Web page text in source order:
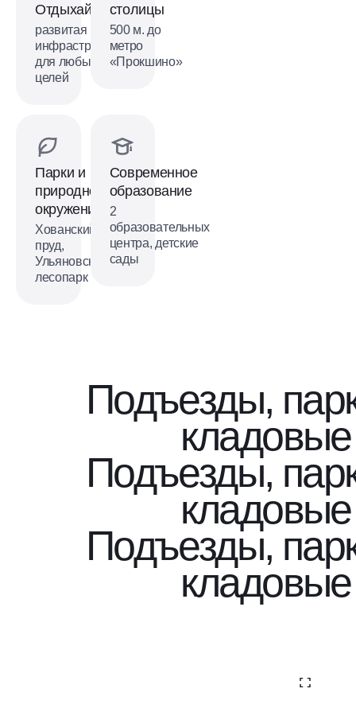
Отдыхай!
развитая
инфраструктура
для любых
целей
столицы
500 м. до
метро
«Прокшино»
Парки и
природное
окружение
Хованский
пруд,
Ульяновский
лесопарк
Современное
образование
2
образовательных
центра, детские
сады
Подъезды,
кладовые
Подъезды,
кладовые
Подъезды,
кладовые